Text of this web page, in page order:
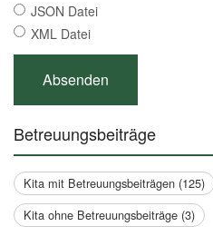
JSON Datei
XML Datei
Betreuungsbeiträge
Kita mit Betreuungsbeiträgen (125)
Kita ohne Betreuungsbeiträge (3)